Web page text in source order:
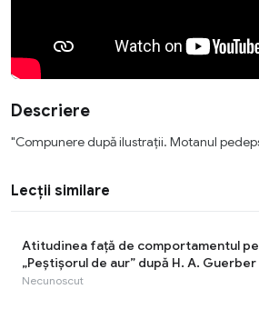
Descriere
"Compunere după ilustrații. Motanul
Lecții similare
Atitudinea față de comportamentul
„Peștișorul de aur” după H. A. Guerber
Necunoscut